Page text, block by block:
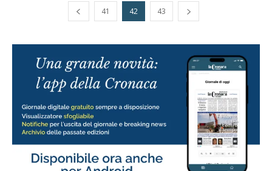
41 42 43